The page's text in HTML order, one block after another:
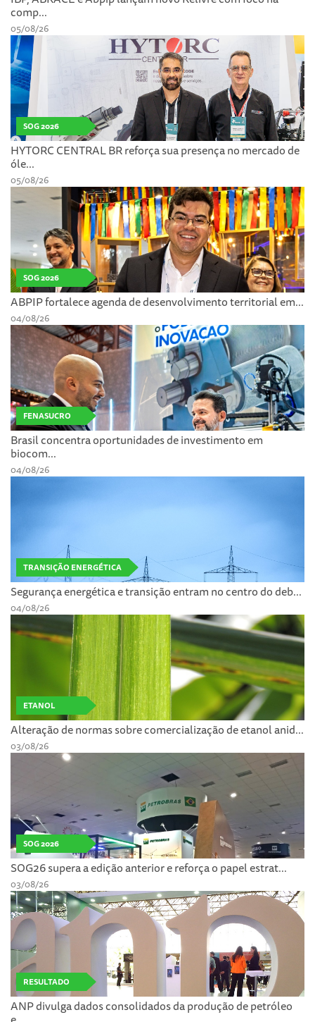
comp...
05/08/26
SOG 2026
HYTORC CENTRAL BR reforça sua presença no mercado de
óle...
05/08/26
SOG 2026
ABPIP fortalece agenda de desenvolvimento territorial em...
04/08/26
FENASUCRO
Brasil concentra oportunidades de investimento em
biocom...
04/08/26
TRANSIÇÃO ENERGÉTICA
Segurança energética e transição entram no centro do deb...
04/08/26
ETANOL
Alteração de normas sobre comercialização de etanol anid...
03/08/26
SOG 2026
SOG26 supera a edição anterior e reforça o papel estrat...
03/08/26
RESULTADO
ANP divulga dados consolidados da produção de petróleo